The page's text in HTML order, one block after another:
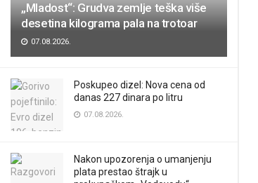
„Mladost“: Grudva zemlje teška više
desetina kilograma pala na trotoar
07.08.2026.
Poskupeo dizel: Nova cena od
danas 227 dinara po litru
07.08.2026.
Nakon upozorenja o umanjenju
plata prestao štrajk u